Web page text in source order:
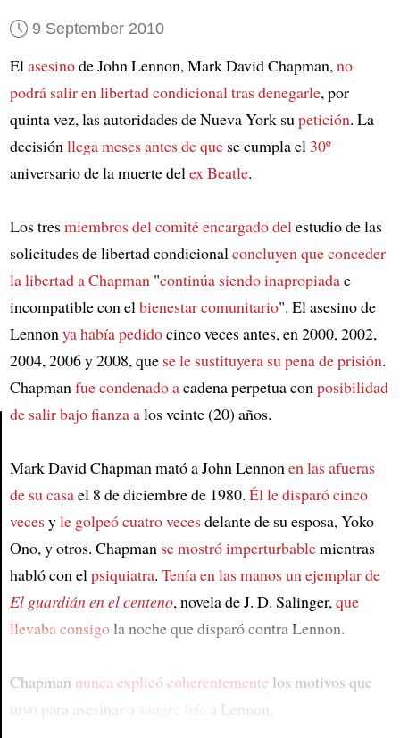
Article
9 September 2010
Elasesinode John Lennon, Mark David Chapman,no
podrá salir en libertad condicionaltras denegarle, por
quinta vez, las autoridades de Nueva York supetición. La
decisiónllega meses antes de quese cumpla el 30º
aniversario de la muerte delex Beatle.
Los tresmiembros del comitéencargado delestudio de las
solicitudes de libertad condicionalconcluyen queconceder
la libertad a Chapman"continúa siendo inapropiadae
incompatible con elbienestar comunitario". El asesino de
Lennonya había pedidocinco veces antes, en 2000, 2002,
2004, 2006 y 2008, que se le sustituyera su pena de prisión.
Chapmanfue condenado acadena perpetua conposibilidad
de salir bajo fianza alos veinte (20) años.
Mark David Chapman mató a John Lennonen las afueras
de su casael 8 de diciembre de 1980. Él le disparó cinco
vecesyle golpeó cuatro vecesdelante de su esposa, Yoko
Ono, y otros. Chapman se mostró imperturbablemientras
habló con elpsiquiatra. Tenía en las manosun ejemplar de
El guardián en el centeno, novela de J. D. Salinger,que
llevaba consigola noche que disparó contra Lennon.
Chapman nunca explicó coherentemente los motivos que
tuvo para asesinar a sangre fría a Lennon,